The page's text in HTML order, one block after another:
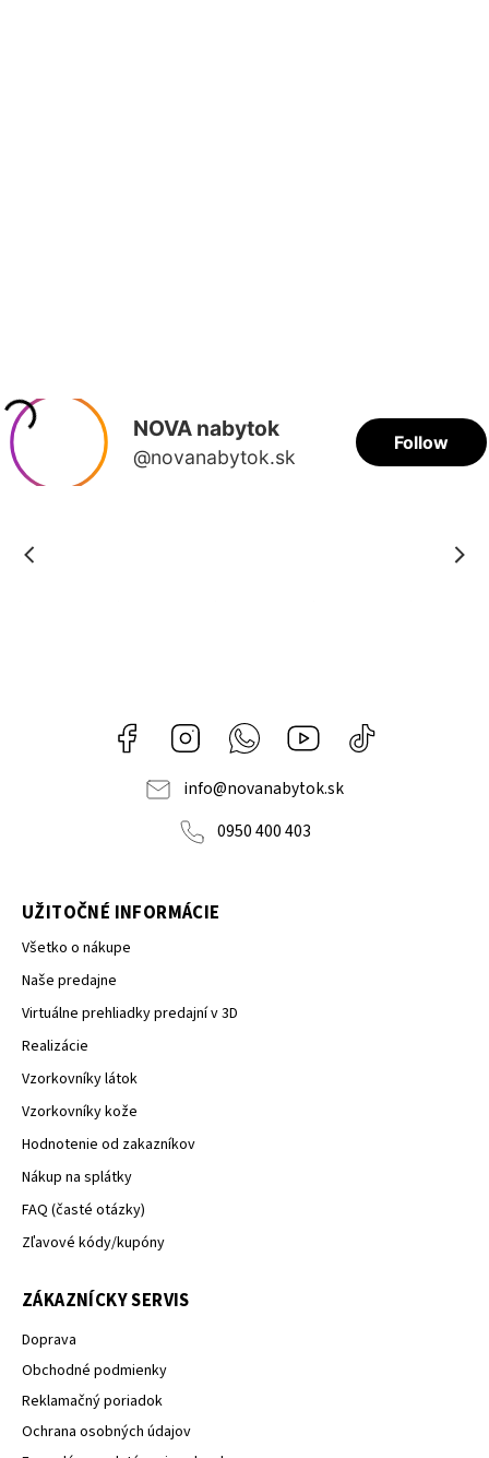
Facebook Instagram Whatsapp Youtube
nábytok
info@novanabytok.sk
0950 400 403
UŽITOČNÉ INFORMÁCIE
Všetko o nákupe
Naše predajne
Virtuálne prehliadky predajní v 3D
Realizácie
Vzorkovníky látok
Vzorkovníky kože
Hodnotenie od zakazníkov
Nákup na splátky
FAQ (časté otázky)
Zľavové kódy/kupóny
ZÁKAZNÍCKY SERVIS
Doprava
Obchodné podmienky
Reklamačný poriadok
Ochrana osobných údajov